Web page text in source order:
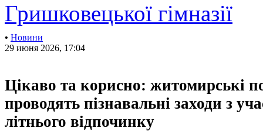
Гришковецької гімназії
• Новини
29 июня 2026, 17:04
Цікаво та корисно: житомирські
проводять пізнавальні заходи з
літнього відпочинку